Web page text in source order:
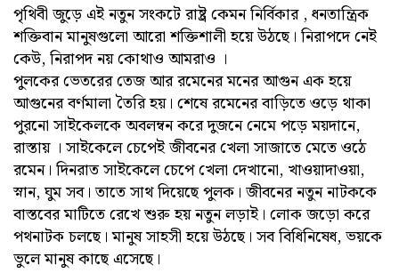
পৃথিবী জুড়ে এই নতুন সংকটে রাষ্ট্র কেমন নির্বিকার , ধনতান্ত্রিক
শক্তিবান মানুষগুলো আরো শক্তিশালী হয়ে উঠছে। নিরাপদে নেই
কেউ, নিরাপদ নয় কোথাও আমরাও ।
পুলকের ভেতরের তেজ আর রমেনের মনের আগুন এক হয়ে
আগুনের বর্ণমালা তৈরি হয়। শেষে রমেনের বাড়িতে ওড়ে থাকা
পুরনো সাইকেলকে অবলম্বন করে দুজনে নেমে পড়ে ময়দানে,
রাস্তায় । সাইকেলে চেপেই জীবনের খেলা সাজাতে মেতে ওঠে
রমেন। দিনরাত সাইকেলে চেপে খেলা দেখানো, খাওয়াদাওয়া,
স্নান, ঘুম সব। তাতে সাথ দিয়েছে পুলক। জীবনের নতুন নাটককে
বাস্তবের মাটিতে রেখে শুরু হয় নতুন লড়াই। লোক জড়ো করে
পথনাটক চলছে। মানুষ সাহসী হয়ে উঠছে। সব বিধিনিষেধ, ভয়কে
ভুলে মানুষ কাছে এসেছে।